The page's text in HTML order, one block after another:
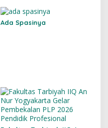
Ada Spasinya